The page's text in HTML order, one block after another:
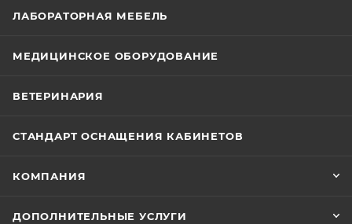
ЛАБОРАТОРНАЯ МЕБЕЛЬ
МЕДИЦИНСКОЕ ОБОРУДОВАНИЕ
ВЕТЕРИНАРИЯ
СТАНДАРТ ОСНАЩЕНИЯ КАБИНЕТОВ
КОМПАНИЯ
ДОПОЛНИТЕЛЬНЫЕ УСЛУГИ